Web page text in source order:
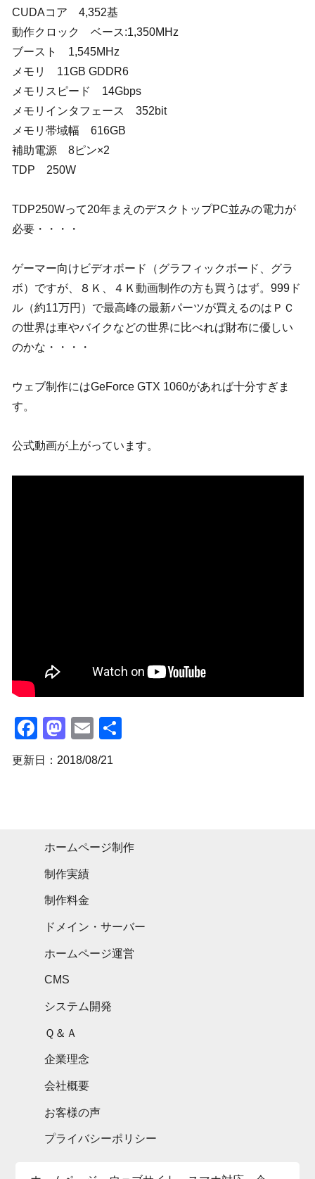
CUDAコア 4,352基
動作クロック ベース:1,350MHz
ブースト 1,545MHz
メモリ 11GB GDDR6
メモリスピード 14Gbps
メモリインタフェース 352bit
メモリ帯域幅 616GB
補助電源 8ピン×2
TDP 250W
TDP250Wって20年まえのデスクトップPC並みの電力が
必要・・・・
ゲーマー向けビデオボード（グラフィックボード、グラ
ボ）ですが、８Ｋ、４Ｋ動画制作の方も買うはず。999ド
ル（約11万円）で最高峰の最新パーツが買えるのはＰＣ
の世界は車やバイクなどの世界に比べれば財布に優しい
のかな・・・・
ウェブ制作にはGeForce GTX 1060があれば十分すぎま
す。
公式動画が上がっています。
Facebook
Mastodon
Email
更新日：2018/08/21
ホームページ制作
制作実績
制作料金
ドメイン・サーバー
ホームページ運営
CMS
システム開発
Ｑ＆Ａ
企業理念
会社概要
お客様の声
プライバシーポリシー